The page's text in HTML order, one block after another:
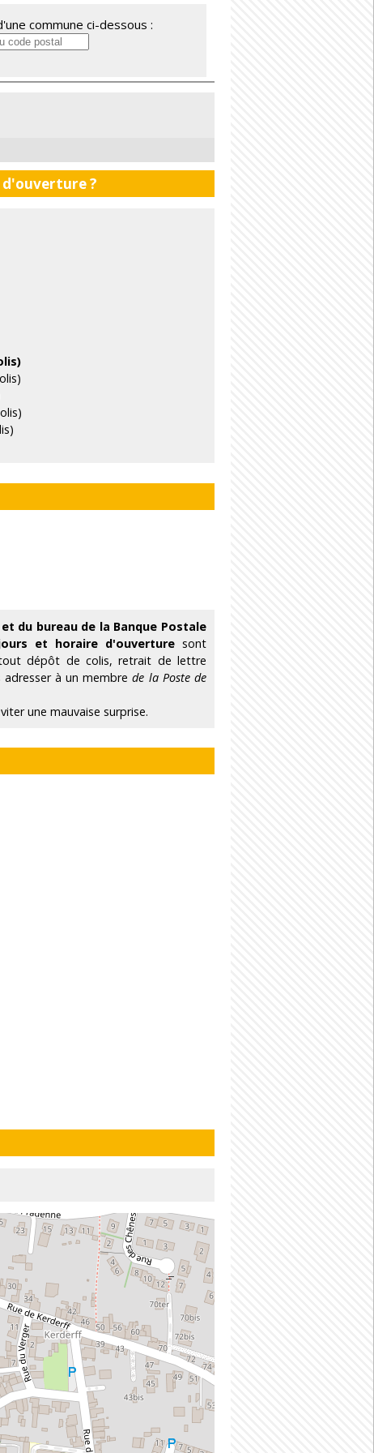
commune ci-dessous :
d'ouverture ?
du bureau de la Banque Postale
et horaire d'ouverturesont
dépôt de colis, retrait de lettre
adresser à un membrede la Poste de
une mauvaise surprise.